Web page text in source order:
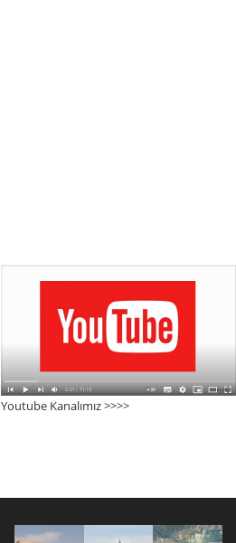
Youtube Kanalımız >>>>